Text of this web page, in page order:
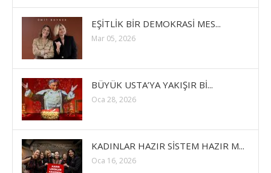
EŞİTLİK BİR DEMOKRASİ MES...
Mar 05, 2026
BÜYÜK USTA’YA YAKIŞIR Bİ...
Oca 28, 2026
KADINLAR HAZIR SİSTEM HAZIR M...
Oca 16, 2026